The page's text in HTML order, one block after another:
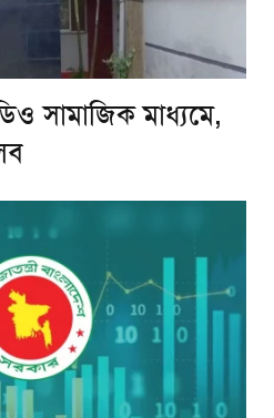
সামাজিক মাধ্যমে,